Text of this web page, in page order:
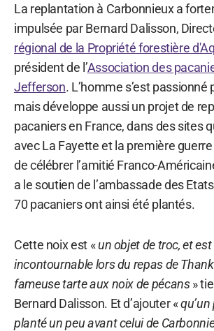
La replantation à Carbonnieux a
impulsée par Bernard Dalisson,
régional de la Propriété forestière
président de l’Association des
Jefferson. L’homme s’est passionné
mais développe aussi un projet de
pacaniers en France, dans des sites
avec La Fayette et la première
de célébrer l’amitié Franco-
a le soutien de l’ambassade des
70 pacaniers ont ainsi été plantés.
Cette noix est «un objet de troc, et
incontournable lors du repas de
fameuse tarte aux noix de pécans»
Bernard Dalisson. Et d’ajouter «
planté un peu avant celui de